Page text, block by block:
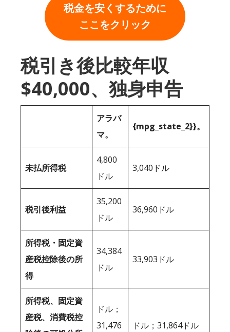
税金を安くするために
ここをクリック
税引き後比較年収
$40,000、独身申告
アラバ
マ。
{mpg_state_2}}。
未払所得税
4,800
ドル
3,040ドル
税引後利益
35,200
ドル
36,960ドル
所得税・固定資
産税控除後の所
得
34,384
ドル
33,903ドル
所得税、固定資
産税、消費税控
ドル；
31,476
ドル；31,864ドル